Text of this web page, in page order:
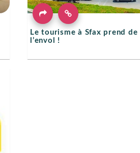
Le tourisme à Sfax prend de
l’envol !